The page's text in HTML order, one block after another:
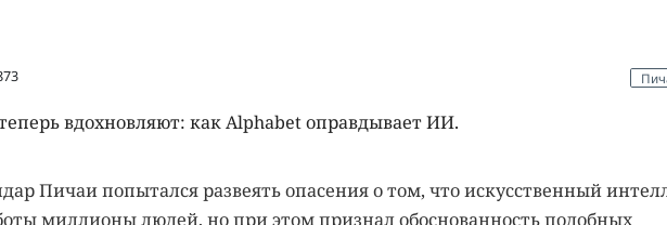
вдохновляют: как Alphabet оправдывает ИИ.
Пичаи попытался развеять опасения о том, что искусственный
миллионы людей, но при этом признал обоснованность подобных